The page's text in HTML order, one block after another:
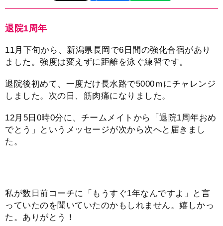
退院1周年
11月下旬から、新潟県長岡で6日間の強化合宿があり
ました。強度は変えずに距離を泳ぐ練習です。
退院後初めて、一度だけ長水路で5000ｍにチャレンジ
しました。次の日、筋肉痛になりました。
12月5日0時0分に、チームメイトから「退院1周年おめ
でとう」というメッセージが次から次へと届きまし
た。
私が数日前コーチに「もうすぐ1年なんですよ」と言
っていたのを聞いていたのかもしれません。嬉しかっ
た。ありがとう！